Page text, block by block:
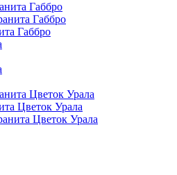
Габбро
Габбро
Габбро
Цветок Урала
Цветок Урала
Цветок Урала